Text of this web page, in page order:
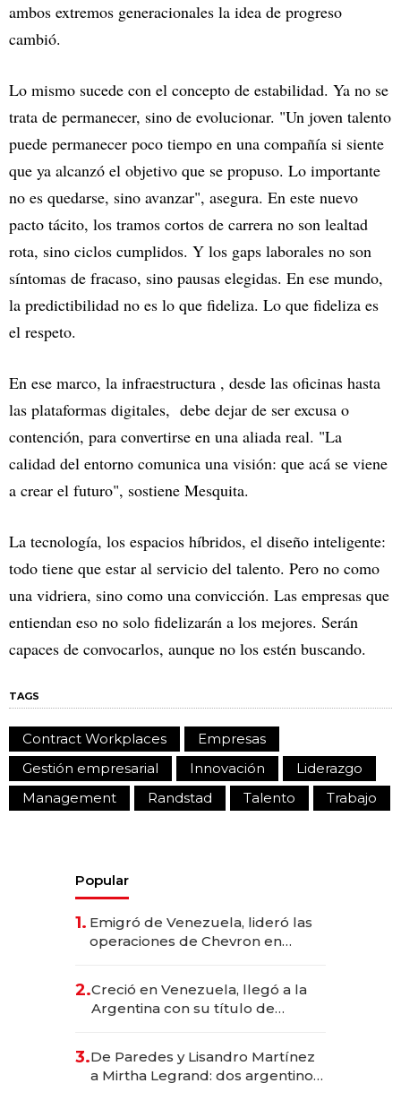
ambos extremos generacionales la idea de progreso
cambió.
Lo mismo sucede con el concepto de estabilidad. Ya no se
trata de permanecer, sino de evolucionar. "Un joven talento
puede permanecer poco tiempo en una compañía si siente
que ya alcanzó el objetivo que se propuso. Lo importante
no es quedarse, sino avanzar", asegura. En este nuevo
pacto tácito, los tramos cortos de carrera no son lealtad
rota, sino ciclos cumplidos. Y los gaps laborales no son
síntomas de fracaso, sino pausas elegidas. En ese mundo,
la predictibilidad no es lo que fideliza. Lo que fideliza es
el respeto.
En ese marco, la infraestructura , desde las oficinas hasta
las plataformas digitales, debe dejar de ser excusa o
contención, para convertirse en una aliada real. "La
calidad del entorno comunica una visión: que acá se viene
a crear el futuro", sostiene Mesquita.
La tecnología, los espacios híbridos, el diseño inteligente:
todo tiene que estar al servicio del talento. Pero no como
una vidriera, sino como una convicción. Las empresas que
entiendan eso no solo fidelizarán a los mejores. Serán
capaces de convocarlos, aunque no los estén buscando.
TAGS
Contract Workplaces
Empresas
Gestión empresarial
Innovación
Liderazgo
Management
Randstad Talento Trabajo
Popular
1. Emigró de Venezuela, lideró las
operaciones de Chevron en
2.Creció en Venezuela, llegó a la
Argentina con su título de
las marcas "fast premium"
3.De Paredes y Lisandro Martínez
a Mirtha Legrand: dos argentinos